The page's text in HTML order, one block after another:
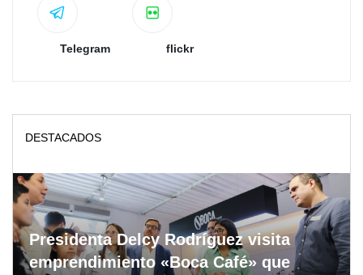
Telegram flickr
DESTACADOS
Presidenta Delcy Rodríguez visita
emprendimiento «Boca Café» que